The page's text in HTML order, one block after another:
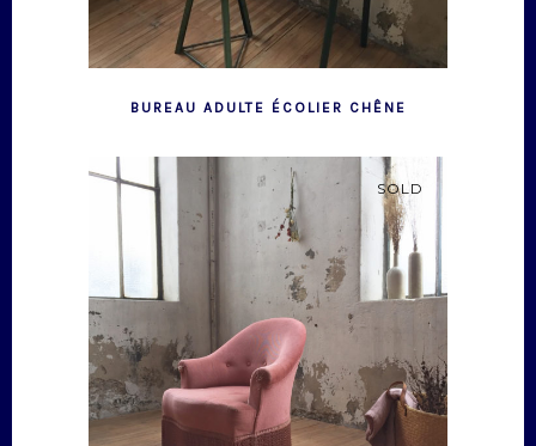
BUREAU ADULTE ÉCOLIER CHÊNE
SOLD